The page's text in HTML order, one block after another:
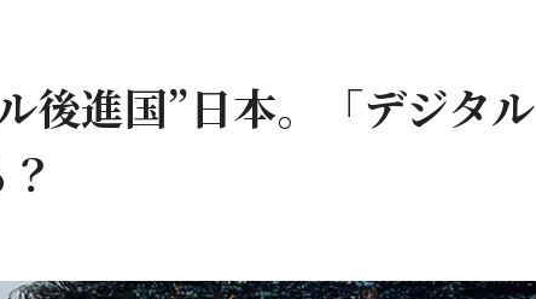
後進国”日本。「デジタル